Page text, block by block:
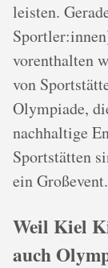
leisten.
vorenthalten
von
Olympiade,
nachhaltige
Sportstätten
ein Großevent.
Weil Kiel
auch